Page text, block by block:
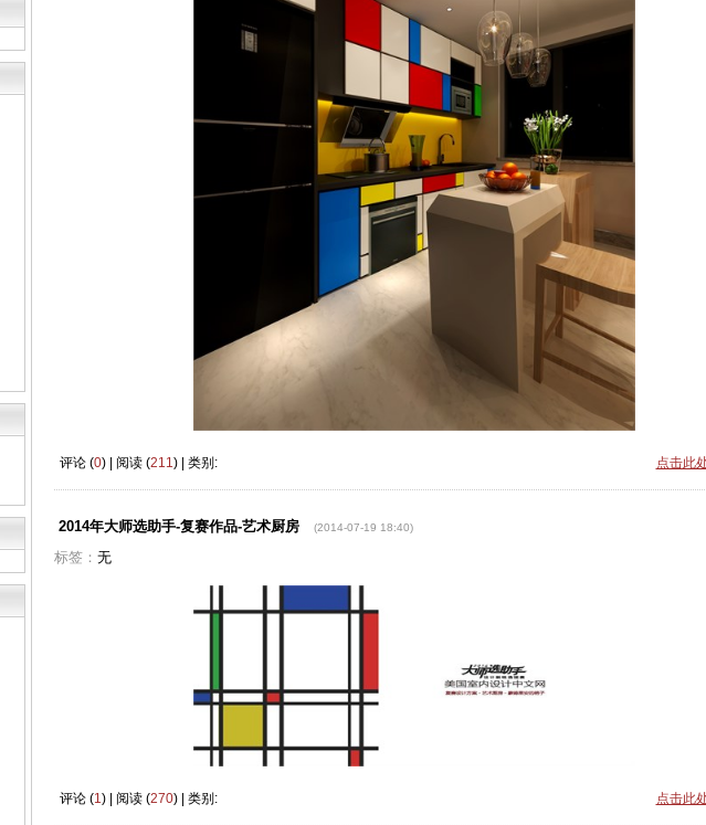
点击此
评论 (0) | 阅读 (211 ) | 类别:
2014年大师选助手-复赛作品-艺术厨房 (2014-07-19 18:40)
标签： 无
点击此
评论 (1) | 阅读 (270) | 类别: